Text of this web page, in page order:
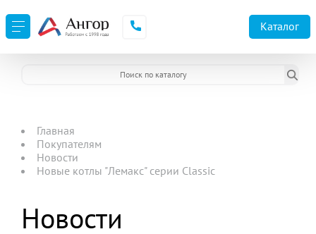
Каталог
Главная
Покупателям
Новости
Новые котлы "Лемакс" серии Classic
Новости